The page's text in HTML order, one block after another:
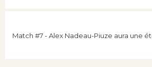
Match #7 - Alex Nadeau-Piuze aura une